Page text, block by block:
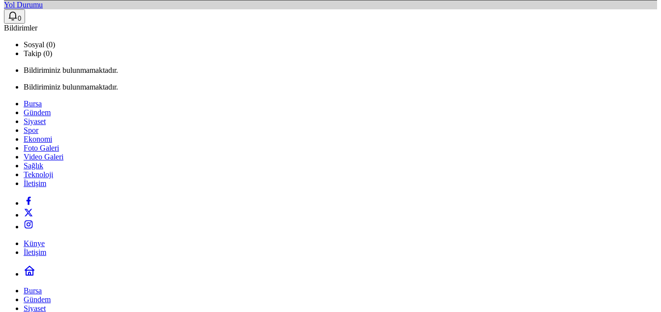
Yol Durumu
0
Bildirimler
Sosyal (0)
Takip (0)
Bildiriminiz bulunmamaktadır.
Bildiriminiz bulunmamaktadır.
Bursa
Gündem
Siyaset
Spor
Ekonomi
Foto Galeri
Video Galeri
Sağlık
Teknoloji
İletişim
Künye
İletişim
Bursa
Gündem
Siyaset